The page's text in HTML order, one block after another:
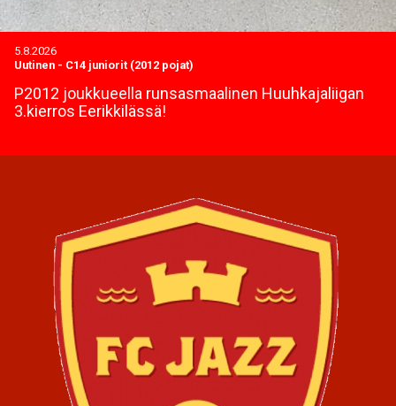
5.8.2026
Uutinen - C14 juniorit (2012 pojat)
P2012 joukkueella runsasmaalinen Huuhkajaliigan
3.kierros Eerikkilässä!